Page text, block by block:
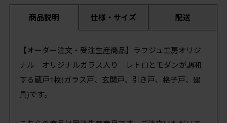
商品説明 仕様・サイズ 配送
【オーダー注文・受注生産商品】ラフジュ工房オリジ
ナル オリジナルガラス入り レトロとモダンが調和
する蔵戸1枚(ガラス戸、玄関戸、引き戸、格子戸、建
具)です。